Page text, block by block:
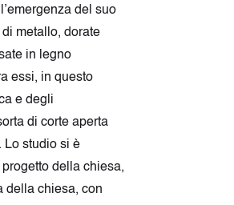
del suo
metallo, dorate
in legno
essi, in questo
e degli
di corte aperta
Lo studio si è
della chiesa,
della chiesa, con